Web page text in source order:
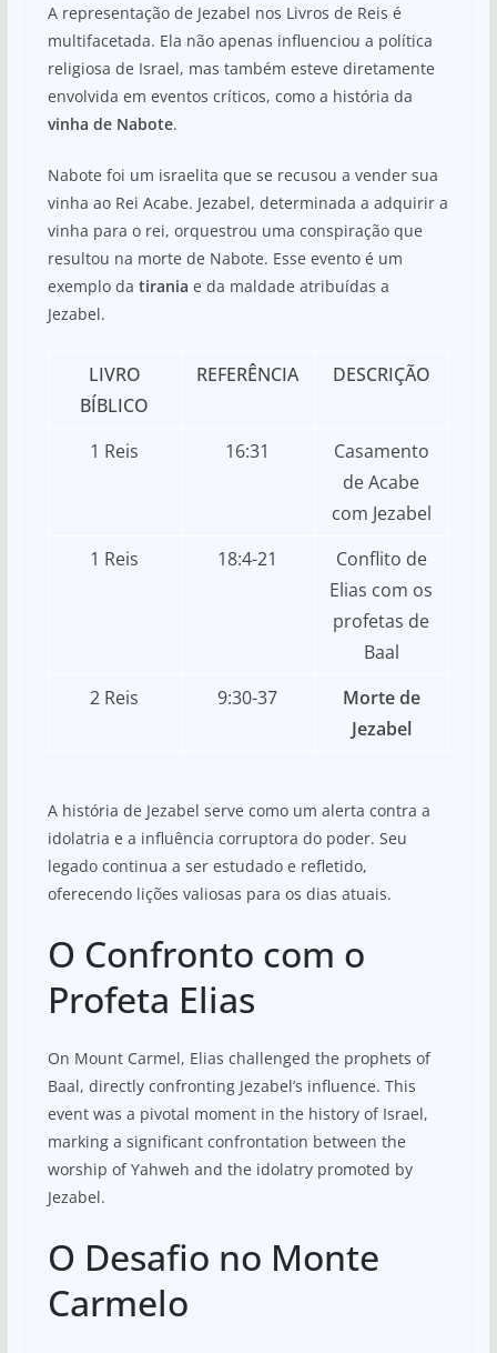
A representação de Jezabel nos Livros de Reis é
multifacetada. Ela não apenas influenciou a política
religiosa de Israel, mas também esteve diretamente
envolvida em eventos críticos, como a história da
vinha de Nabote.
Nabote foi um israelita que se recusou a vender sua
vinha ao Rei Acabe. Jezabel, determinada a adquirir a
vinha para o rei, orquestrou uma conspiração que
resultou na morte de Nabote. Esse evento é um
exemplo da tirania e da maldade atribuídas a
Jezabel.
LIVRO
BÍBLICO
REFERÊNCIA DESCRIÇÃO
1 Reis 16:31
Casamento
de Acabe
com Jezabel
1 Reis
18:4-21
Conflito de
Elias com os
profetas de
Baal
2 Reis
9:30-37
Morte de
Jezabel
A história de Jezabel serve como um alerta contra a
idolatria e a influência corruptora do poder. Seu
legado continua a ser estudado e refletido,
oferecendo lições valiosas para os dias atuais.
O Confronto com o
Profeta Elias
On Mount Carmel, Elias challenged the prophets of
Baal, directly confronting Jezabel’s influence. This
event was a pivotal moment in the history of Israel,
marking a significant confrontation between the
worship of Yahweh and the idolatry promoted by
Jezabel.
O Desafio no Monte
Carmelo